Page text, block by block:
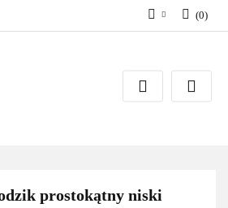
Dodaj zgłoszenie
(0)
prostokątny niski